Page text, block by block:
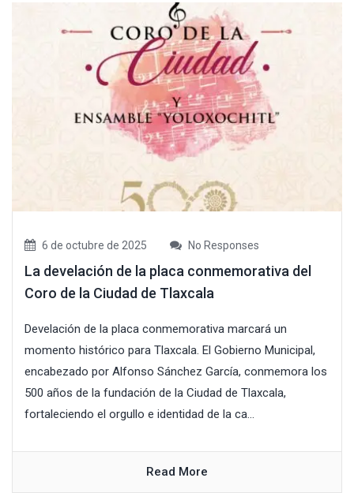
6 de octubre de 2025 No Responses
La develación de la placa conmemorativa del
Coro de la Ciudad de Tlaxcala
Develación de la placa conmemorativa marcará un
momento histórico para Tlaxcala. El Gobierno Municipal,
encabezado por Alfonso Sánchez García, conmemora los
500 años de la fundación de la Ciudad de Tlaxcala,
fortaleciendo el orgullo e identidad de la ca...
Read More